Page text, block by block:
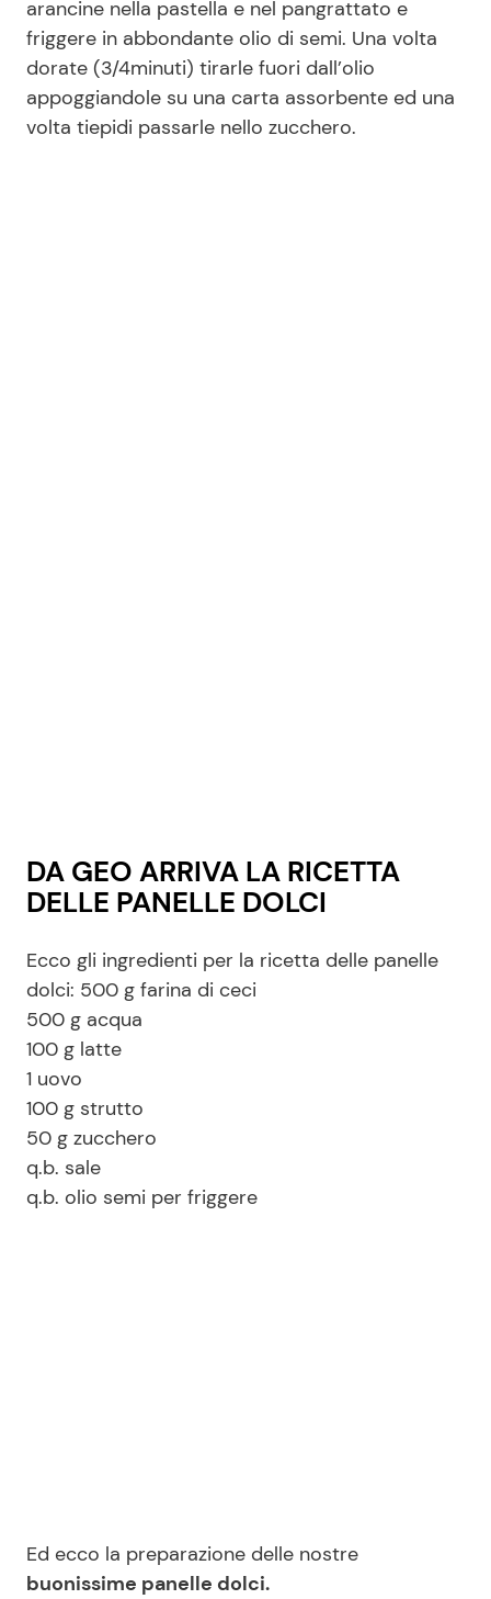
arancine nella pastella e nel pangrattato e
friggere in abbondante olio di semi. Una volta
dorate (3/4minuti) tirarle fuori dall’olio
appoggiandole su una carta assorbente ed una
volta tiepidi passarle nello zucchero.
DA GEO ARRIVA LA RICETTA
DELLE PANELLE DOLCI
Ecco gli ingredienti per la ricetta delle panelle
dolci: 500 g farina di ceci
500 g acqua
100 g latte
1 uovo
100 g strutto
50 g zucchero
q.b. sale
q.b. olio semi per friggere
Ed ecco la preparazione delle nostre
buonissime panelle dolci.